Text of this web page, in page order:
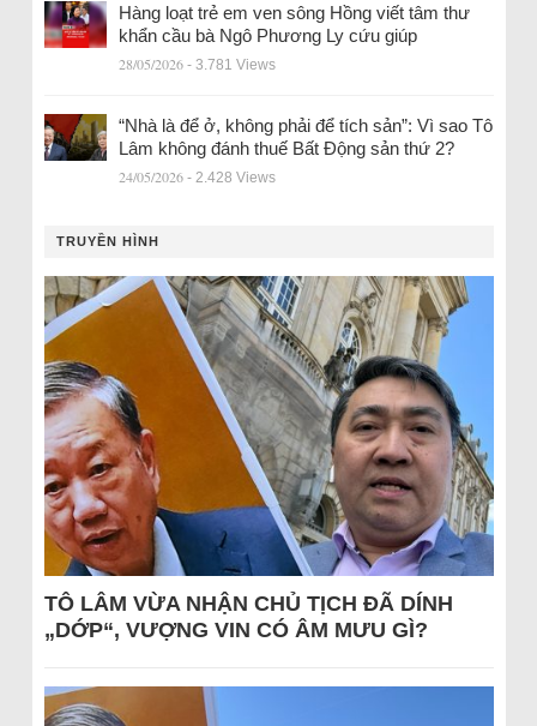
Hàng loạt trẻ em ven sông Hồng viết tâm thư
khẩn cầu bà Ngô Phương Ly cứu giúp
28/05/2026 - 3.781 Views
“Nhà là để ở, không phải để tích sản”: Vì sao Tô
Lâm không đánh thuế Bất Động sản thứ 2?
24/05/2026 - 2.428 Views
TRUYỀN HÌNH
TÔ LÂM VỪA NHẬN CHỦ TỊCH ĐÃ DÍNH
„DỚP“, VƯỢNG VIN CÓ ÂM MƯU GÌ?